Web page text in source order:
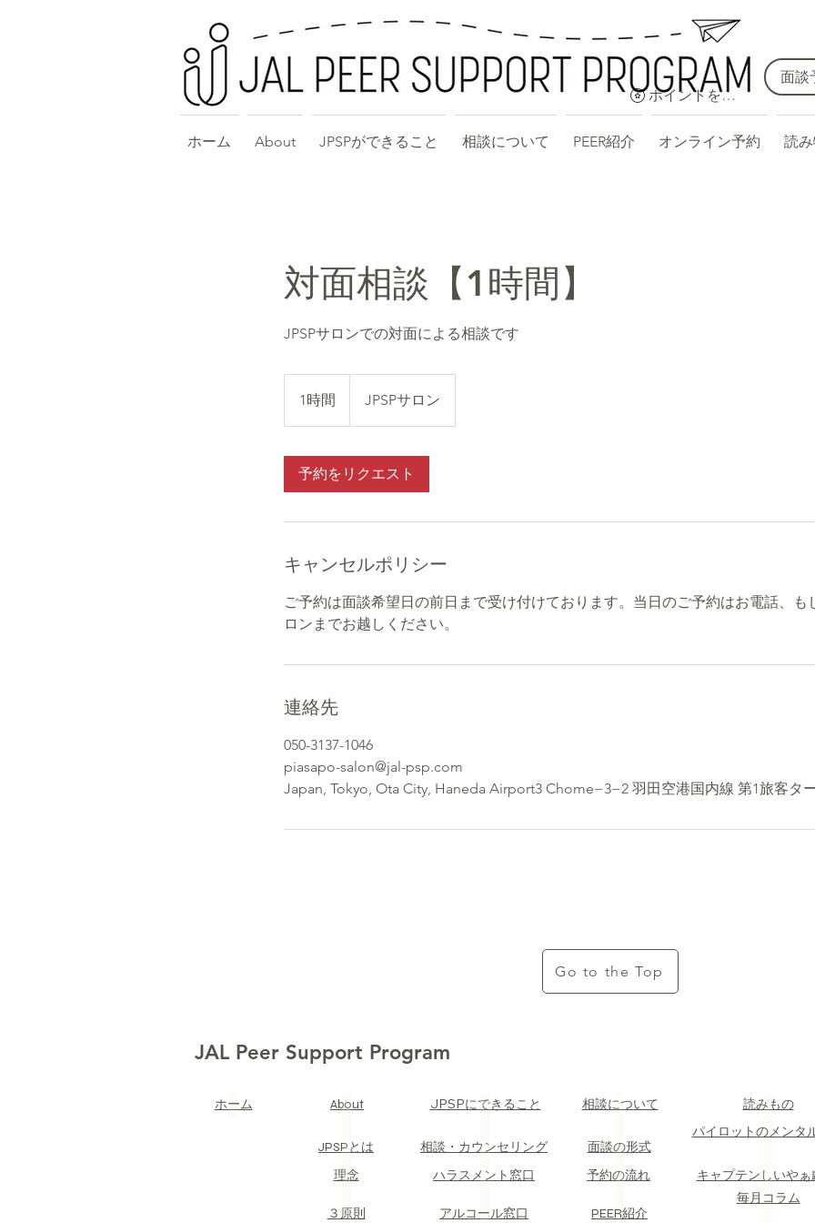
面談
ホーム About JPSPができること 相談について PEER紹介 オンライン予約 読
ポイントを表示
対面相談【1時間】
JPSPサロンでの対面による相談です
1時間
時
JPSPサロン
予約をリクエスト
キャンセルポリシー
ご予約は面談希望日の前日まで受け付けております。当日のご予約はお電話、も
ロンまでお越しください。
連絡先
050-3137-1046
piasapo-salon@jal-psp.com
Japan, Tokyo, Ota City, Haneda Airport3 Chome−3−2 羽田空港国内線 第1旅客タ
Go to the Top
JAL Peer Support Program
​ホーム About
JPSPとは
​理念
​３原則
JPSPにできること
​相談・カウンセリング
​ハラスメント窓口
​アルコール窓口
​相談について
​面談の形式
​予約の流れ
PEER紹介
​読みもの
キャプテンしいやぁ
パイロットのメンタ
​毎月コラム